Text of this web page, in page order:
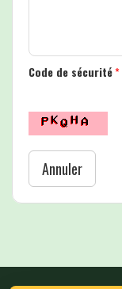
Code de sécurité*
Annuler